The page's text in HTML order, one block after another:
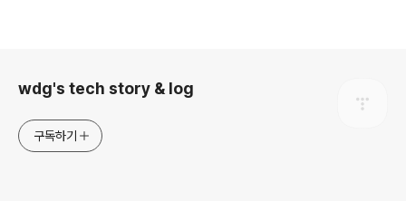
wdg's tech story & log
구독하기